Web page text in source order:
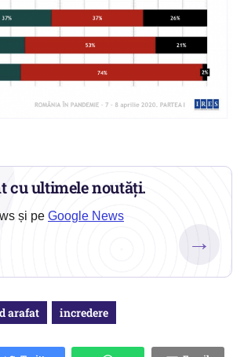
cu ultimele noutăți.
și pe Google News
→
arafat incredere